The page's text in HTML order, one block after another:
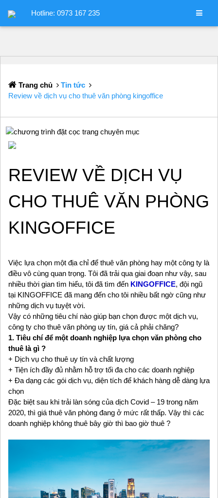
Hotline: 0973 167 235
Trang chủ
Tin tức
Review về dịch vụ cho thuê văn phòng kingoffice
REVIEW VỀ DỊCH VỤ
CHO THUÊ VĂN PHÒNG
KINGOFFICE
Việc lựa chọn một địa chỉ để thuê văn phòng hay một công ty là
điều vô cùng quan trọng. Tôi đã trải qua giai đoạn như vậy, sau
nhiều thời gian tìm hiểu, tôi đã tìm đến KINGOFFICE, đội ngũ
tại KINGOFFICE đã mang đến cho tôi nhiều bất ngờ cũng như
những dịch vụ tuyệt vời.
Vậy có những tiêu chí nào giúp bạn chọn được một dịch vụ,
công ty cho thuê văn phòng uy tín, giá cả phải chăng?
1. Tiêu chí để một doanh nghiệp lựa chọn văn phòng cho
thuê là gì ?
+ Dịch vụ cho thuê uy tín và chất lượng
+ Tiện ích đầy đủ nhằm hỗ trợ tối đa cho các doanh nghiệp
+ Đa dạng các gói dịch vụ, diện tích để khách hàng dễ dàng lựa
chọn
Đặc biệt sau khi trải làn sóng của dịch Covid – 19 trong năm
2020, thì giá thuê văn phòng đang ở mức rất thấp. Vậy thì các
doanh nghiệp không thuê bây giờ thì bao giờ thuê ?